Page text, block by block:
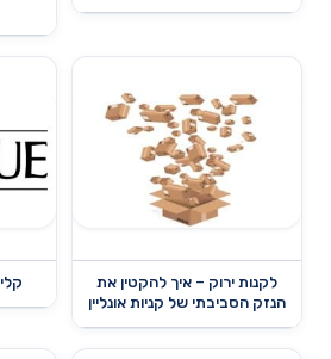
לקנות ירוק – איך להקטין את
הנזק הסביבתי של קניות אונליין